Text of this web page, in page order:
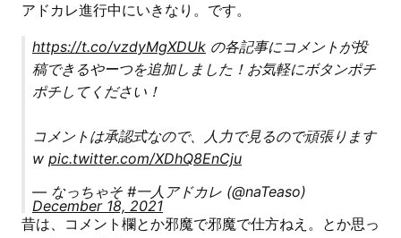
アドカレ進行中にいきなり。です。
https://t.co/vzdyMgXDUk の各記事にコメントが投
稿できるやーつを追加しました！お気軽にボタンポチ
ポチしてください！
コメントは承認式なので、人力で見るので頑張ります
w pic.twitter.com/XDhQ8EnCju
— なっちゃそ #一人アドカレ (@naTeaso)
December 18, 2021
昔は、コメント欄とか邪魔で邪魔で仕方ねえ。とか思っ